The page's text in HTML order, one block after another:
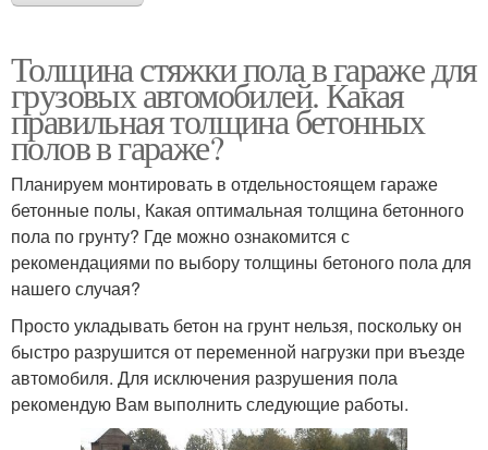
Толщина стяжки пола в гараже для
грузовых автомобилей. Какая
правильная толщина бетонных
полов в гараже?
Планируем монтировать в отдельностоящем гараже
бетонные полы, Какая оптимальная толщина бетонного
пола по грунту? Где можно ознакомится с
рекомендациями по выбору толщины бетоного пола для
нашего случая?
Просто укладывать бетон на грунт нельзя, поскольку он
быстро разрушится от переменной нагрузки при въезде
автомобиля. Для исключения разрушения пола
рекомендую Вам выполнить следующие работы.